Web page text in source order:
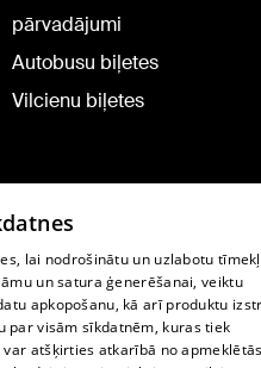
pārvadājumi
Autobusu biļetes
Vilcienu biļetes
lai nodrošinātu un uzlabotu
un satura ģenerēšanai, veiktu
apkopošanu, kā arī produktu
par visām sīkdatnēm, kuras tiek
atšķirties atkarībā no